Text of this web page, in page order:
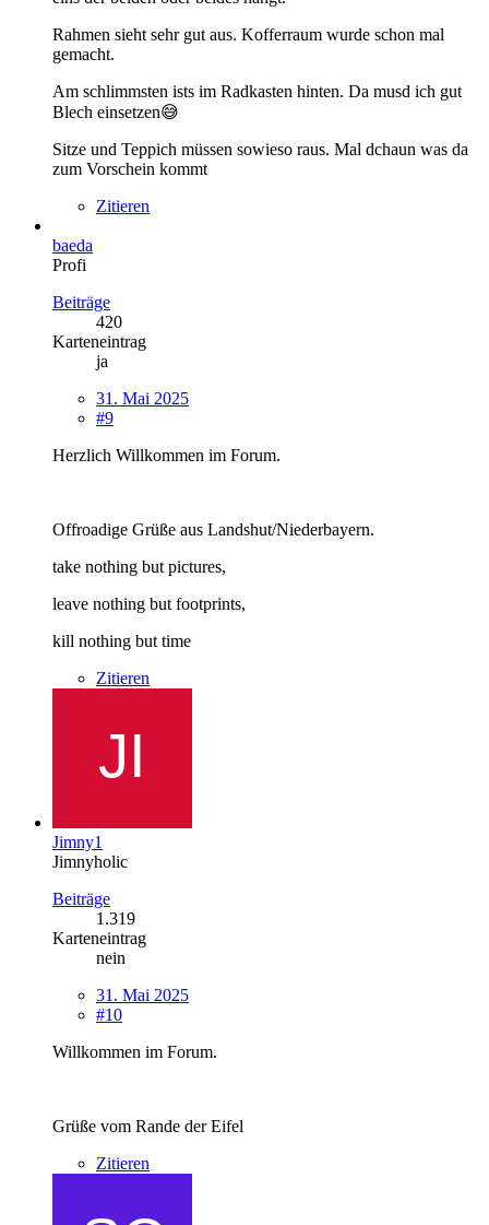
Rahmen sieht sehr gut aus. Kofferraum wurde schon mal
gemacht.
Am schlimmsten ists im Radkasten hinten. Da musd ich gut
Blech einsetzen😅
Sitze und Teppich müssen sowieso raus. Mal dchaun was da
zum Vorschein kommt
Zitieren
baeda
Profi
Beiträge
420
Karteneintrag
ja
31. Mai 2025
#9
Herzlich Willkommen im Forum.
Offroadige Grüße aus Landshut/Niederbayern.
take nothing but pictures,
leave nothing but footprints,
kill nothing but time
Zitieren
Jimny1
Jimnyholic
Beiträge
1.319
Karteneintrag
nein
31. Mai 2025
#10
Willkommen im Forum.
Grüße vom Rande der Eifel
Zitieren